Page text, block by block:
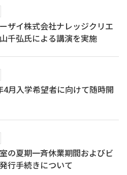
ザイ株式会社ナレッジクリエ
千弘氏による講演を実施
4月入学希望者に向けて随時開
の夏期一斉休業期間およびビ
行手続きについて